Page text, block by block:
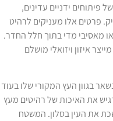
ידניים עדינים,
אלו מעניקים לרהיט
מאסיבי מדי בתוך חלל החדר.
איזון ויזואלי מושלם
בגוון העץ המקורי שלו בעוד
את האיכות של רהיטים מעץ
את העין בסלון. המשטח